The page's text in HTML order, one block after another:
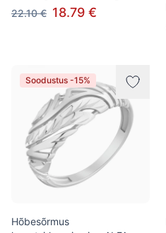
22.10 € 18.79 €
Soodustus -15%
Hõbesõrmus